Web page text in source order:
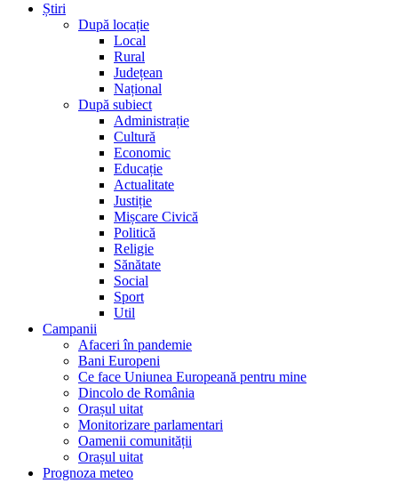
Știri
După locație
Local
Rural
Județean
Național
După subiect
Administrație
Cultură
Economic
Educație
Actualitate
Justiție
Mișcare Civică
Politică
Religie
Sănătate
Social
Sport
Util
Campanii
Afaceri în pandemie
Bani Europeni
Ce face Uniunea Europeană pentru mine
Dincolo de România
Orașul uitat
Monitorizare parlamentari
Oamenii comunității
Orașul uitat
Prognoza meteo